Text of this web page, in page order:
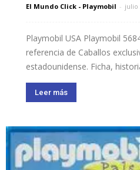
El Mundo Click - Playmobil - julio
Playmobil USA Playmobil
referencia de Caballos
estadounidense. Ficha,
Leer más